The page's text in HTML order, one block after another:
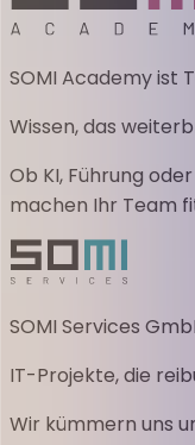
SOMI Academy ist
Wissen, das
Ob KI, Führung
machen Ihr Team
SOMI Services
IT-Projekte, die
Wir kümmern uns